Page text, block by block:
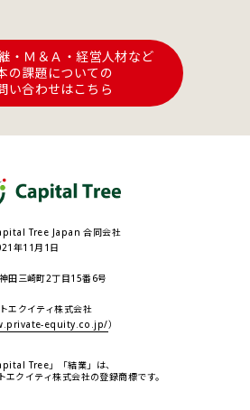
・Ｍ＆Ａ・経営人材など
の課題についての
い合わせはこちら
Tree Japan 合同会社
年11月1日
田三崎町2丁目15番6号
エクイティ株式会社
equity.co.jp/）
Tree」「結業」は、
エクイティ株式会社の登録商標です。